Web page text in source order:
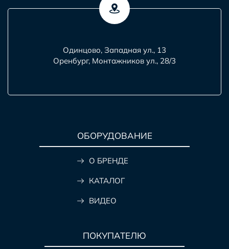
Одинцово, Западная ул., 13
Оренбург, Монтажников ул., 28/3
ОБОРУДОВАНИЕ
О БРЕНДЕ
КАТАЛОГ
ВИДЕО
ПОКУПАТЕЛЮ